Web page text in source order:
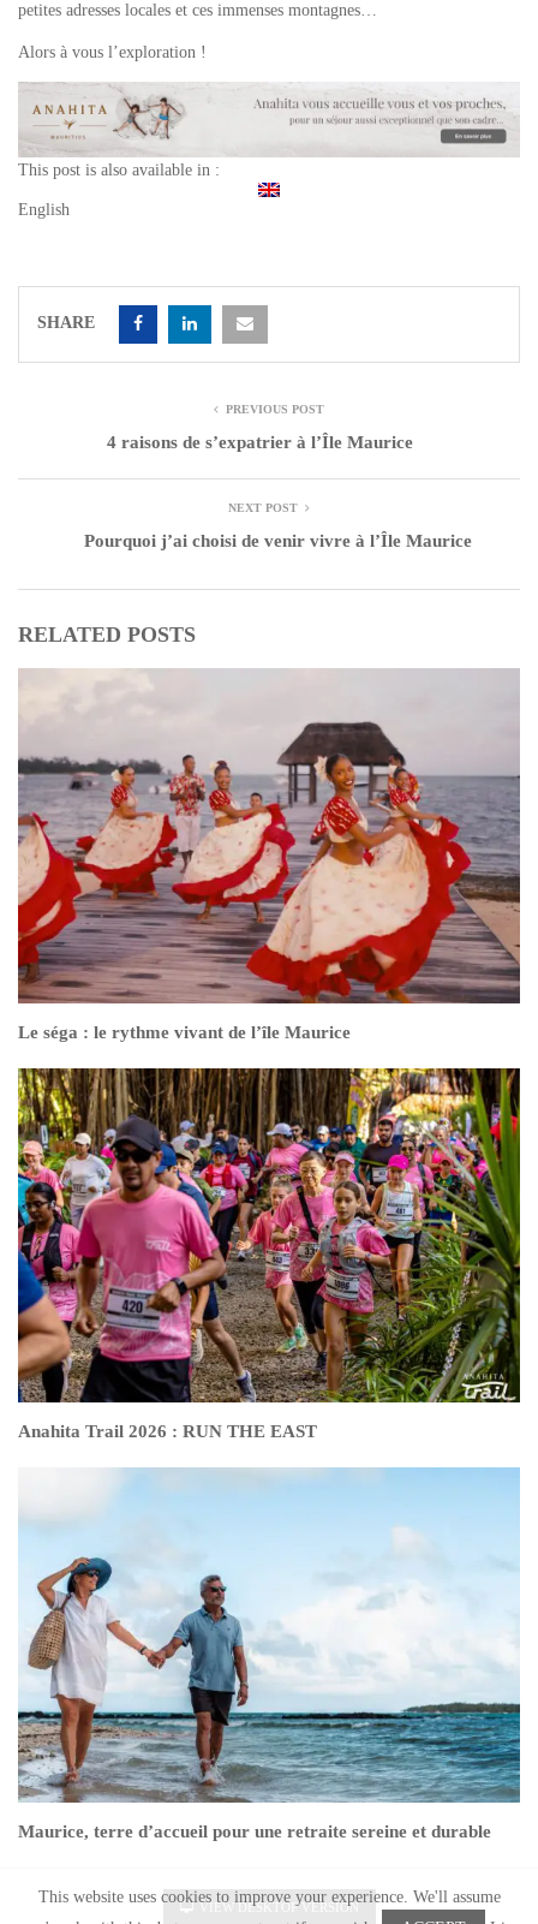
petites adresses locales et ces immenses montagnes…
Alors à vous l’exploration !
This post is also available in :
English
SHARE
PREVIOUS POST
4 raisons de s’expatrier à l’Île Maurice
NEXT POST
Pourquoi j’ai choisi de venir vivre à l’Île Maurice
RELATED POSTS
Le séga : le rythme vivant de l’île Maurice
Anahita Trail 2026 : RUN THE EAST
Maurice, terre d’accueil pour une retraite sereine et durable
VIEW DESKTOP VERSION
This website uses cookies to improve your experience. We'll assume